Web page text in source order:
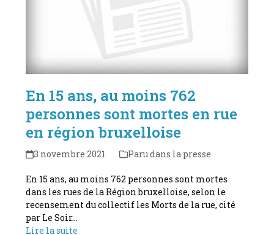
En 15 ans, au moins 762
personnes sont mortes en rue
en région bruxelloise
3 novembre 2021 Paru dans la presse
En 15 ans, au moins 762 personnes sont mortes
dans les rues de la Région bruxelloise, selon le
recensement du collectif les Morts de la rue, cité
par Le Soir…
Lire la suite